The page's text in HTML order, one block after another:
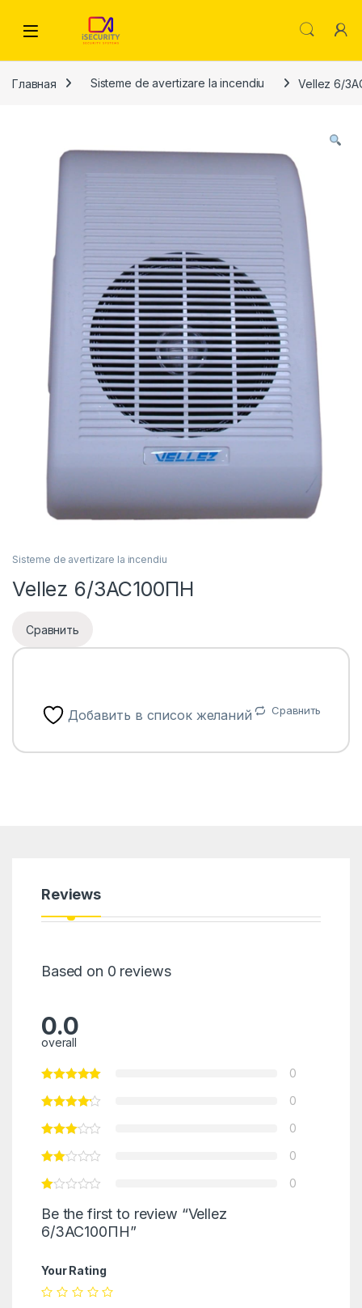
Главная Sisteme de avertizare la incendiu Vellez 6/
Sisteme de avertizare la incendiu
Vellez 6/3АС100ПН
Сравнить
Добавить в список желаний Сравнить
Reviews
Based on 0 reviews
0.0
overall
0
0
0
0
0
Be the first to review “Vellez
6/3АС100ПН”
Your Rating